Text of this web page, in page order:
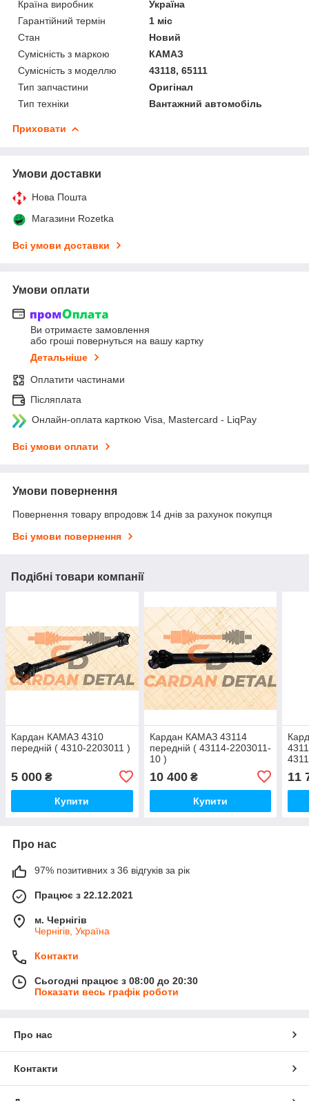
Країна виробник
Україна
Гарантійний термін
1 міс
Стан
Новий
Сумісність з маркою
КАМАЗ
Сумісність з моделлю
43118, 65111
Тип запчастини
Оригінал
Тип техніки
Вантажний автомобіль
Приховати
Умови доставки
Нова Пошта
Магазини Rozetka
Всі умови доставки
Умови оплати
Ви отримаєте замовлення
або гроші повернуться на вашу картку
Детальніше
Оплатити частинами
Післяплата
Онлайн-оплата карткою Visa, Mastercard - LiqPay
Всі умови оплати
Умови повернення
Повернення товару впродовж 14 днів за рахунок покупця
Всі умови повернення
Подібні товари компанії
Кардан КАМАЗ 4310
передній ( 4310-2203011 )
5 000 ₴
Купити
Кардан КАМАЗ 43114
передній ( 43114-2203011-
10 )
10 400₴
Купити
11
Про нас
97% позитивних з 36 відгуків за рік
Працює з 22.12.2021
м. Чернігів
Чернігів, Україна
Контакти
Сьогодні працює з 08:00 до 20:30
Показати весь графік роботи
Про нас
Контакти